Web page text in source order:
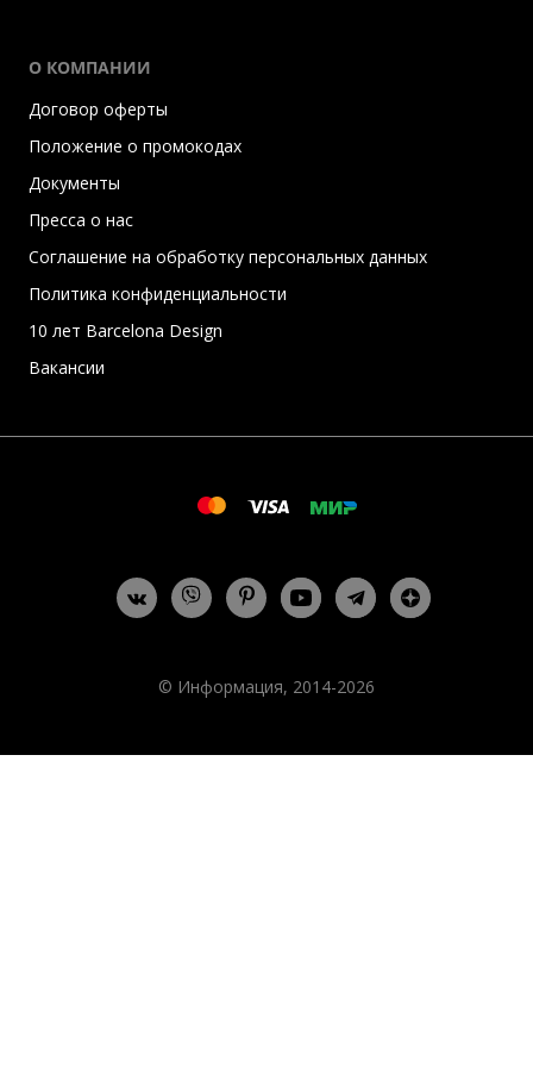
О КОМПАНИИ
Договор оферты
Положение о промокодах
Документы
Пресса о нас
Соглашение на обработку персональных данных
Политика конфиденциальности
10 лет Barcelona Design
Вакансии
© Информация, 2014-2026